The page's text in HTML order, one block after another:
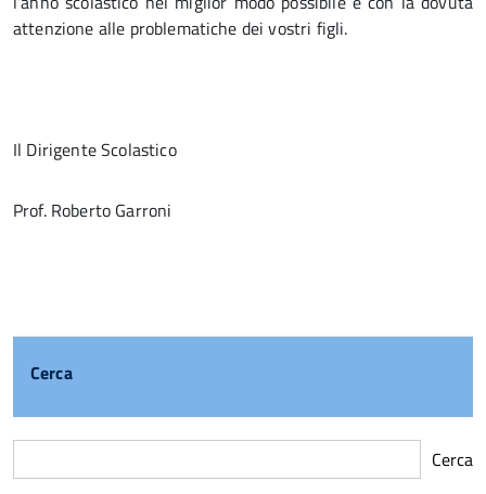
attenzione alle problematiche dei vostri figli.
Il Dirigente Scolastico
Prof. Roberto Garroni
Cerca
Cerca